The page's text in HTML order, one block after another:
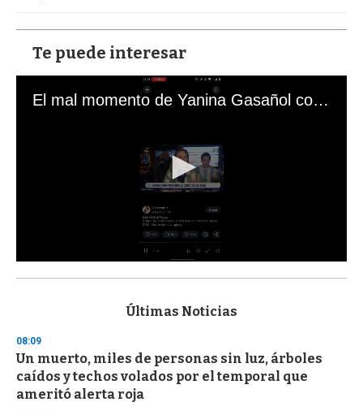
Te puede interesar
El mal momento de Yanina Gasañol con un hincha argentino en "Subrayado"
s
d
s
o
f
3
Últimas Noticias
08:09
Un muerto, miles de personas sin luz, árboles
caídos y techos volados por el temporal que
ameritó alerta roja